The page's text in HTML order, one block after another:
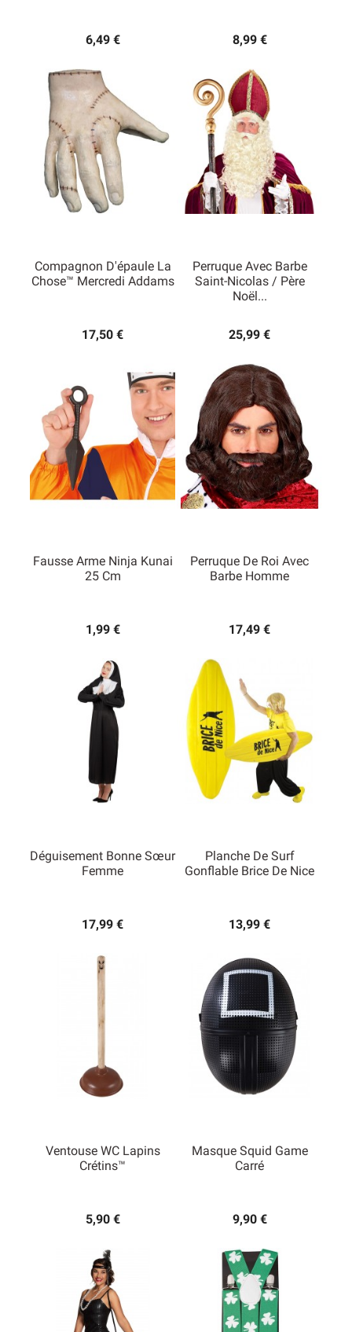
6,49 € 8,99 €
Compagnon D'épaule La
Chose™ Mercredi Addams
17,50 €
Perruque Avec Barbe
Saint-Nicolas / Père
Noël...
25,99 €
Fausse Arme Ninja Kunai
25 Cm
1,99 €
Perruque De Roi Avec
Barbe Homme
17,49 €
Déguisement Bonne Sœur
Femme
17,99 €
Planche De Surf
Gonflable Brice De Nice
13,99 €
Ventouse WC Lapins
Crétins™
5,90 €
Masque Squid Game
Carré
9,90 €